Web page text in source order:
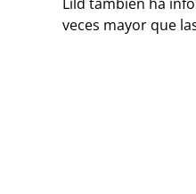
veces mayor que